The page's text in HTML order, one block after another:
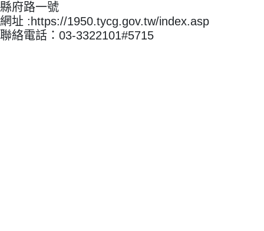
縣府路一號
網址 :https://1950.tycg.gov.tw/index.asp
聯絡電話：03-3322101#5715